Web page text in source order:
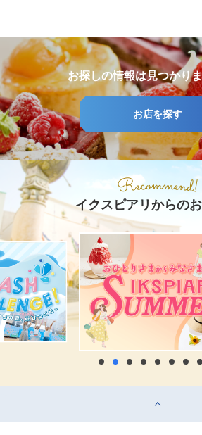
お探しの情報は見つかり
お店を探す
イクスピアリからの